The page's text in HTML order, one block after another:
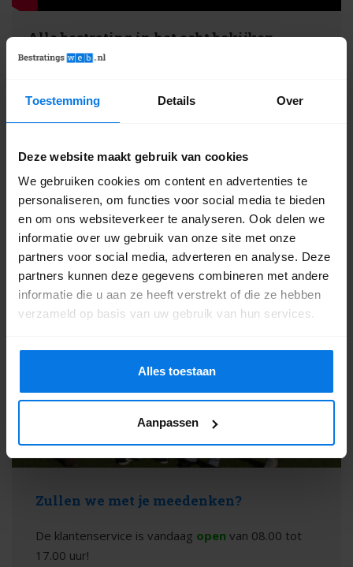
Toestemming Details Over
Deze website maakt gebruik van cookies
We gebruiken cookies om content en advertenties te
personaliseren, om functies voor social media te bieden
en om ons websiteverkeer te analyseren. Ook delen we
informatie over uw gebruik van onze site met onze
partners voor social media, adverteren en analyse. Deze
partners kunnen deze gegevens combineren met andere
informatie die u aan ze heeft verstrekt of die ze hebben
verzameld op basis van uw gebruik van hun services.
Alles toestaan
Aanpassen
Alle bestrating in het echt bekijken
Gewoon zien, voelen en ervaren: dat doe je in onze
alle opties bekijken en vergelijken. De bestrating ligt
aan je voeten! Kom je snel langs?
Het adres is Stationsweg Oost 194c in
9.2 786 reviews
Zullen we met je meedenken?
De klantenservice is vandaag open van 08.00 tot
17.00 uur!